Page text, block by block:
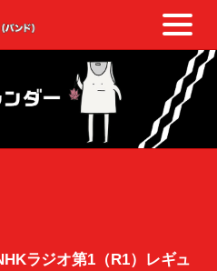
ラジオ第1（R1）レギュ